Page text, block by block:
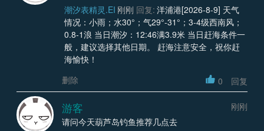
潮汐表精灵.EI 刚刚 回复: 洋浦港[2026-8-9] 天气
情况：小雨；水30°；气29°-31°；3-4级西南风；
0.8-1浪 当日潮汐：12:46满3.9米 当日赶海条件一
般，建议选择其他日期。 赶海注意安全，祝你赶
海愉快！
删除
0 回复
游客
刚刚
请问今天葫芦岛钓鱼推荐几点去